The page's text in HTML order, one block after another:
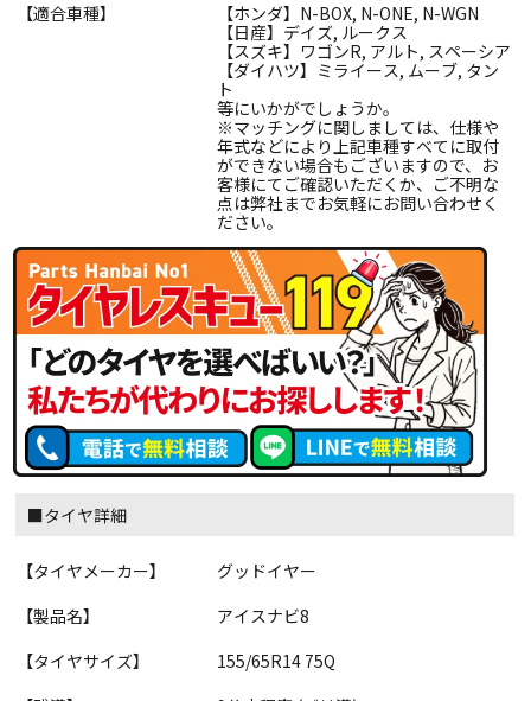
【適合車種】
【ホンダ】N-BOX, N-ONE, N-WGN
【日産】デイズ, ルークス
【スズキ】ワゴンR, アルト, スペーシア
【ダイハツ】ミライース, ムーブ, タン
ト
等にいかがでしょうか。
※マッチングに関しましては、仕様や
年式などにより上記車種すべてに取付
ができない場合もございますので、お
客様にてご確認いただくか、ご不明な
点は弊社までお気軽にお問い合わせく
ださい。
■タイヤ詳細
【タイヤメーカー】
グッドイヤー
【製品名】
アイスナビ8
【タイヤサイズ】
155/65R14 75Q